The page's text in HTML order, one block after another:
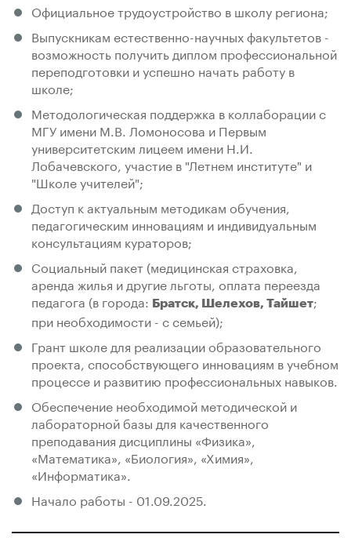
Официальное трудоустройство в школу региона;
Выпускникам естественно-научных факультетов -
возможность получить диплом профессиональной
переподготовки и успешно начать работу в
школе;
Методологическая поддержка в коллаборации с
МГУ имени М.В. Ломоносова и Первым
университетским лицеем имени Н.И.
Лобачевского, участие в "Летнем институте" и
"Школе учителей";
Доступ к актуальным методикам обучения,
педагогическим инновациям и индивидуальным
консультациям кураторов;
Социальный пакет (медицинская страховка,
аренда жилья и другие льготы, оплата переезда
педагога (в города: Братск, Шелехов, Тайшет;
при необходимости - с семьей);
Грант школе для реализации образовательного
проекта, способствующего инновациям в учебном
процессе и развитию профессиональных навыков.
Обеспечение необходимой методической и
лабораторной базы для качественного
преподавания дисциплины «Физика»,
«Математика», «Биология», «Химия»,
«Информатика».
Начало работы - 01.09.2025.